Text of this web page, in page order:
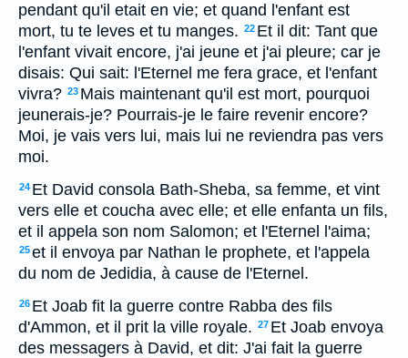
pendant qu'il etait en vie; et quand l'enfant est
mort, tu te leves et tu manges. 22 Et il dit: Tant que
l'enfant vivait encore, j'ai jeune et j'ai pleure; car je
disais: Qui sait: l'Eternel me fera grace, et l'enfant
vivra? 23 Mais maintenant qu'il est mort, pourquoi
jeunerais-je? Pourrais-je le faire revenir encore?
Moi, je vais vers lui, mais lui ne reviendra pas vers
moi.
24 Et David consola Bath-Sheba, sa femme, et vint
vers elle et coucha avec elle; et elle enfanta un fils,
et il appela son nom Salomon; et l'Eternel l'aima;
25et il envoya par Nathan le prophete, et l'appela
du nom de Jedidia, à cause de l'Eternel.
26 Et Joab fit la guerre contre Rabba des fils
d'Ammon, et il prit la ville royale. 27 Et Joab envoya
des messagers à David, et dit: J'ai fait la guerre